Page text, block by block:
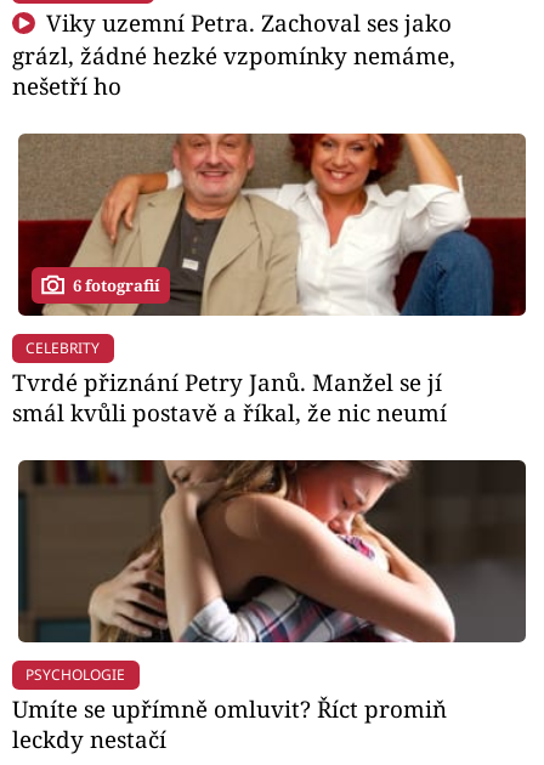
Viky uzemní Petra. Zachoval ses jako
grázl, žádné hezké vzpomínky nemáme,
nešetří ho
6 fotografií
CELEBRITY
Tvrdé přiznání Petry Janů. Manžel se jí
smál kvůli postavě a říkal, že nic neumí
PSYCHOLOGIE
Umíte se upřímně omluvit? Říct promiň
leckdy nestačí